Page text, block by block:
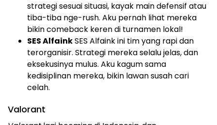
strategi sesuai situasi, kayak main defensif atau
tiba-tiba nge-rush. Aku pernah lihat mereka
bikin comeback keren di turnamen lokal!
SES AlfainkSES Alfaink ini tim yang rapi dan
terorganisir. Strategi mereka selalu jelas, dan
eksekusinya mulus. Aku kagum sama
kedisiplinan mereka, bikin lawan susah cari
celah.
Valorant